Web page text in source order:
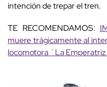
intención de trepar el tren.
TE RECOMENDAMOS:
muere trágicamente al
locomotora ´La